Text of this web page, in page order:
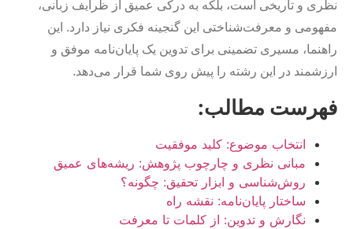
نظری و تاریخی است، بلکه به درکی عمیق از ظرایف زبانی،
مفهومی و معرفت‌شناختی این گنجینه فکری نیاز دارد. این
راهنما، مسیری تضمینی برای تدوین یک پایان‌نامه موفق و
ارزشمند در این رشته را پیش روی شما قرار می‌دهد.
فهرست مطالب:
انتخاب موضوع: کلید موفقیت
مبانی نظری و چارچوب پژوهش: ریشه‌های عمیق
روش‌شناسی و ابزار تحقیق: چگونه؟
ساختار پایان‌نامه: نقشه راه
نگارش و تدوین: از کلمات تا معرفت